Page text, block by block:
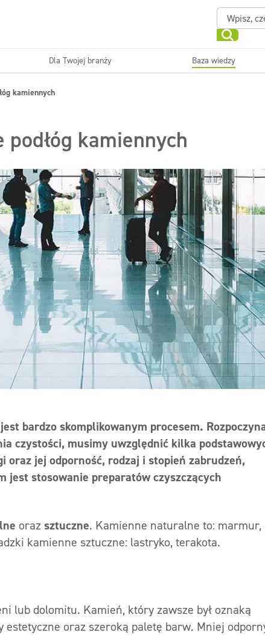
Dla Twojej branży Baza wiedzy
kamiennych
kamiennych
bardzo skomplikowanym procesem.
czystości, musimy uwzględnić kilka
oraz jej odporność, rodzaj i stopień zabrudzeń,
stosowanie preparatów czyszczących
orazsztuczne. Kamienne naturalne to: marmur,
kamienne sztuczne: lastryko, terakota.
lub dolomitu. Kamień, który zawsze był oznaką
oraz szeroką paletę barw. Mniej